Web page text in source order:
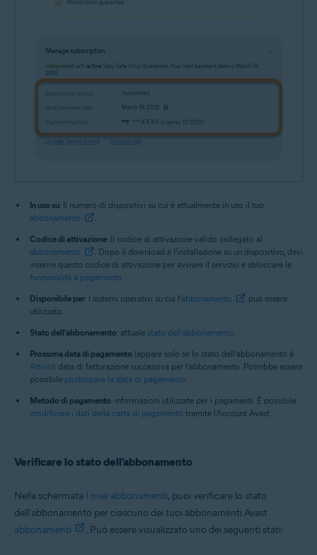
In uso su: Il numero di dispositivi su cui è attualmente in uso il tuo
abbonamento
Codice di attivazione: Il codice di attivazione valido collegato al
abbonamento
. Dopo il download e l'installazione su un dispositivo, devi
inserire questo codice di attivazione per avviare il servizio e sbloccare le
funzionalità a pagamento
Disponibile per: I sistemi operativi su cui l'abbonamento
può essere
utilizzato.
Stato dell’abbonamento: attuale stato dell’abbonamento
Prossima data di pagamento (appare solo se lo stato dell’abbonamento è
Attivo): data di fatturazione successiva per l’abbonamento. Potrebbe essere
possibile posticipare la data di pagamento
Metodo di pagamento: informazioni utilizzate per i pagamenti. È possibile
modificare i dati della carta di pagamento tramite l’Account Avast.
Verificare lo stato dell’abbonamento
Nella schermata I miei abbonamenti, puoi verificare lo stato
dell'abbonamento per ciascuno dei tuoi abbonamenti Avast
abbonamenti
. Può essere visualizzato uno dei seguenti stati: